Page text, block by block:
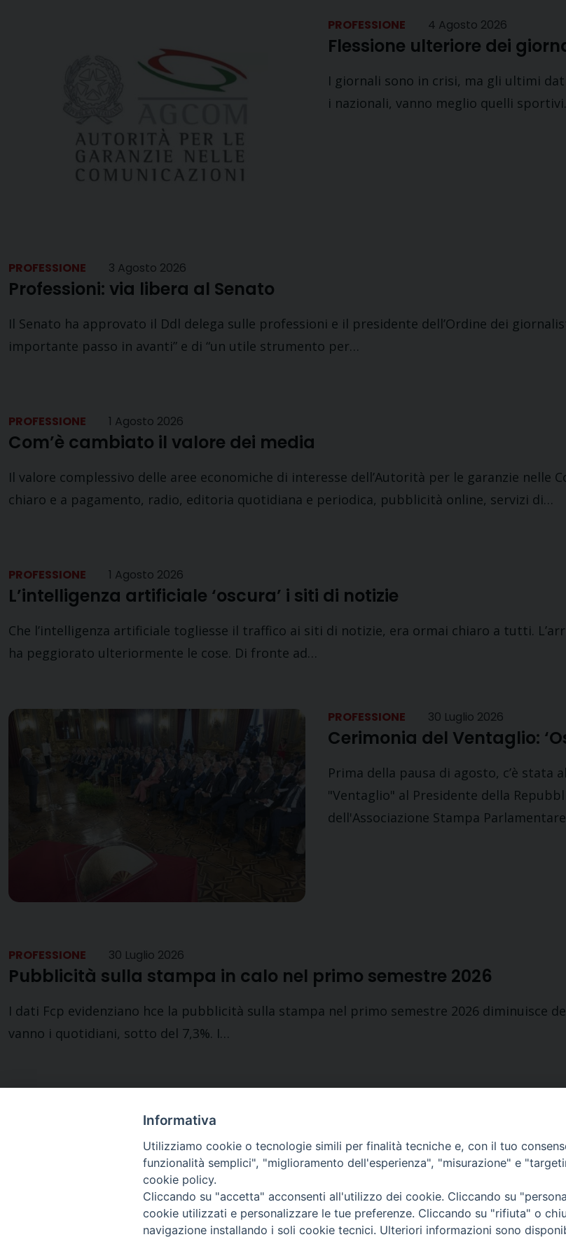
PROFESSIONE 4 Agosto 2026
Flessione ulteriore dei
I giornali sono in crisi, ma gli ultimi
i nazionali, vanno meglio quelli
PROFESSIONE 3 Agosto 2026
Professioni: via libera al Senato
Il Senato ha approvato il Ddl delega sulle professioni e il presidente dell’Ordine dei
importante passo in avanti” e di “un utile strumento per…
PROFESSIONE 1 Agosto 2026
Com’è cambiato il valore dei media
Il valore complessivo delle aree economiche di interesse dell’Autorità per le garanzie nelle
chiaro e a pagamento, radio, editoria quotidiana e periodica, pubblicità online, servizi di…
PROFESSIONE 1 Agosto 2026
L’intelligenza artificiale ‘oscura’ i siti di notizie
Che l’intelligenza artificiale togliesse il traffico ai siti di notizie, era ormai chiaro a tutti.
ha peggiorato ulteriormente le cose. Di fronte ad…
PROFESSIONE 30 Luglio 2026
Cerimonia del Ventaglio:
Prima della pausa di agosto, c’è stata
"Ventaglio" al Presidente della
dell'Associazione Stampa
PROFESSIONE 30 Luglio 2026
Pubblicità sulla stampa in calo nel primo semestre 2026
I dati Fcp evidenziano hce la pubblicità sulla stampa nel primo semestre 2026 diminuisce
vanno i quotidiani, sotto del 7,3%. I…
via in Lucina 16/a, 00186 Roma
tel: 0668802874
Informativa
Utilizziamo cookie o tecnologie simili per finalità tecniche e, con il tuo
funzionalità semplici", "miglioramento dell'esperienza", "misurazione" e
cookie policy.
Cliccando su "accetta" acconsenti all'utilizzo dei cookie. Cliccando su
cookie utilizzati e personalizzare le tue preferenze. Cliccando su "rifiuta" o
navigazione installando i soli cookie tecnici. Ulteriori informazioni sono